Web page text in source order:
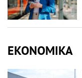
EKONOMIKA